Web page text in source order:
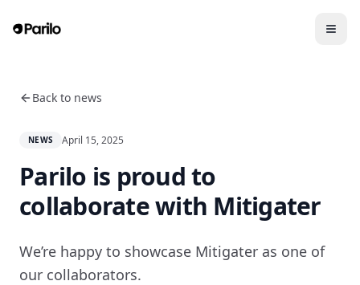
Back to news
NEWS April 15, 2025
Parilo is proud to
collaborate with Mitigater
We’re happy to showcase Mitigater as one of
our collaborators.